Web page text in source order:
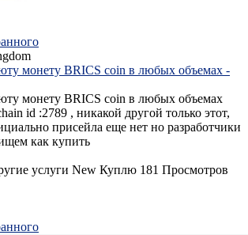
монету BRICS coin в любых объемах -
монету BRICS coin в любых объемах
id :2789 , никакой другой только этот,
присейла еще нет но разработчики
как купить
услуги New Куплю 181 Просмотров